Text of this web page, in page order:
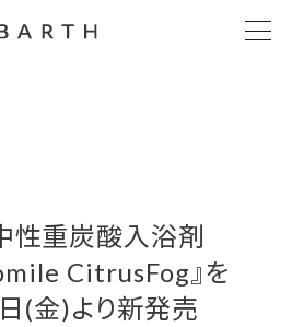
性重炭酸入浴剤
CitrusFog』を
(金)より新発売